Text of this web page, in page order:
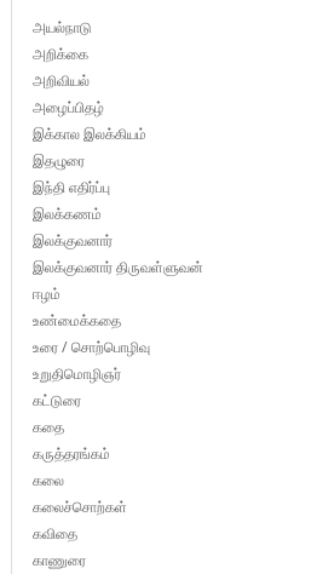
அயல்நாடு
அறிக்கை
அறிவியல்
அழைப்பிதழ்
இக்கால இலக்கியம்
இதழுரை
இந்தி எதிர்ப்பு
இலக்கணம்
இலக்குவனார்
இலக்குவனார் திருவள்ளுவன்
ஈழம்
உண்மைக்கதை
உரை / சொற்பொழிவு
உறுதிமொழிஞர்
கட்டுரை
கதை
கருத்தரங்கம்
கலை
கலைச்சொற்கள்
கவிதை
காணுரை